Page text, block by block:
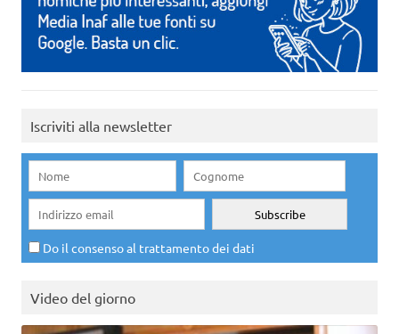
Iscriviti alla newsletter
Do il consenso al trattamento dei dati
Video del giorno